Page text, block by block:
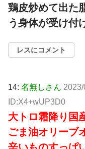
鶏皮炒めて出た
う身体が受け付
レスにコメント
14: 名無しさん
ID:X4+wUP3D0
大トロ霜降り国
ごま油オリーブ